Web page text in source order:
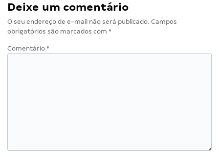
Deixe um comentário
O seu endereço de e-mail não será publicado. Campos
obrigatórios são marcados com *
Comentário *